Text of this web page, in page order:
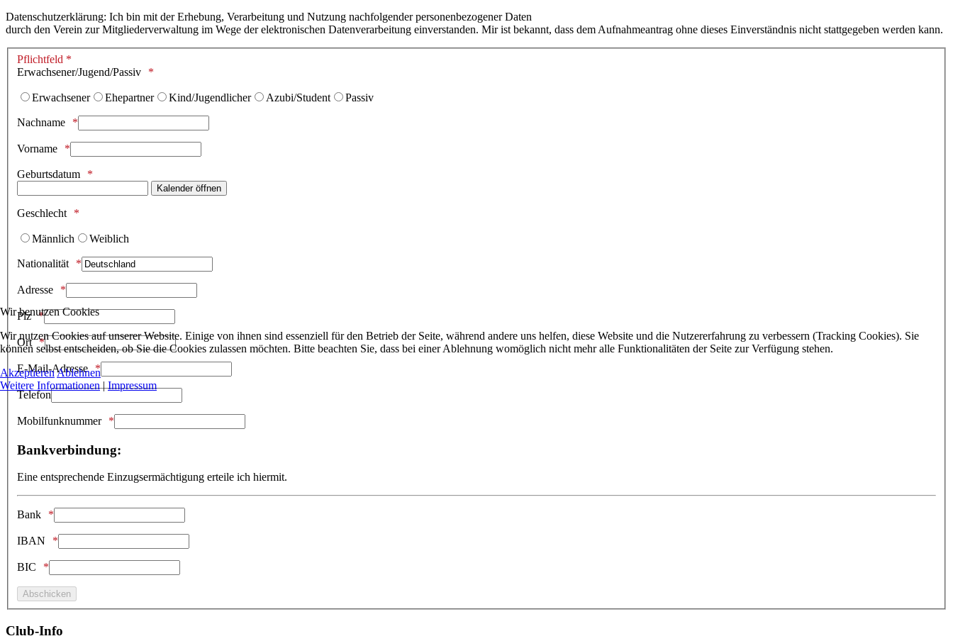
Datenschutzerklärung: Ich bin mit der Erhebung, Verarbeitung und Nutzung nachfolgender personenbezogener Daten
durch den Verein zur Mitgliederverwaltung im Wege der elektronischen Datenverarbeitung einverstanden. Mir ist bekannt, dass dem Aufnahmeantrag ohne dieses Einverständnis nicht stattgegeben werden kann.
Pflichtfeld *
Erwachsener/Jugend/Passiv
Erwachsener Ehepartner Kind/Jugendlicher Azubi/Student Passiv
Nachname
Vorname
Geburtsdatum
Kalender öffnen
Geschlecht
Männlich Weiblich
Nationalität
Adresse
Plz
Ort
E-Mail-Adresse
Telefon
Mobilfunknummer
Bankverbindung:
Eine entsprechende Einzugsermächtigung erteile ich hiermit.
Bank
IBAN
BIC
Club-Info
Wir benutzen Cookies
Wir nutzen Cookies auf unserer Website. Einige von ihnen sind essenziell für den Betrieb der Seite, während andere uns helfen, diese Website und die Nutzererfahrung zu verbessern (Tracking Cookies). Sie
können selbst entscheiden, ob Sie die Cookies zulassen möchten. Bitte beachten Sie, dass bei einer Ablehnung womöglich nicht mehr alle Funktionalitäten der Seite zur Verfügung stehen.
AkzeptierenAblehnen
Weitere Informationen|Impressum